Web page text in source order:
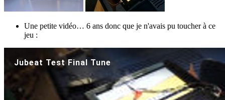
Une petite vidéo… 6 ans donc que je n'avais pu toucher à ce
jeu :